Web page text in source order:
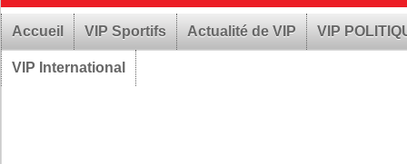
Accueil VIP Sportifs Actualité de VIP VIP
VIP International